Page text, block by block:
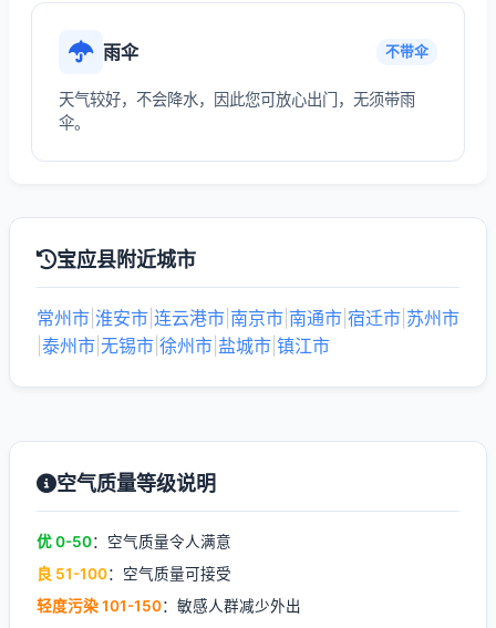
雨伞 不带伞
天气较好，不会降水，因此您可放心出门，无须带雨
伞。
宝应县附近城市
常州市 淮安市 连云港市 南京市 南通市 宿迁市 苏州市
泰州市 无锡市 徐州市 盐城市 镇江市
空气质量等级说明
优 0-50：空气质量令人满意
良 51-100：空气质量可接受
轻度污染 101-150：敏感人群减少外出